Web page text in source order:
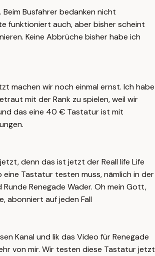
Busfahrer bedanken nicht
funktioniert auch, aber bisher scheint
Keine Abbrüche bisher habe ich
machen wir noch einmal ernst. Ich habe
mit der Rank zu spielen, weil wir
das eine 40 € Tastatur ist mit
denn das ist jetzt der Reall life Life
eine Tastatur testen muss, nämlich in der
Runde Renegade Wader. Oh mein Gott,
abonniert auf jeden Fall
Kanal und lik das Video für Renegade
von mir. Wir testen diese Tastatur jetzt